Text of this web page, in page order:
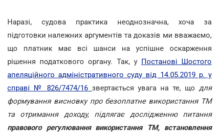
Наразі, судова практика неоднозначна, хоча за
підготовки належних аргументів та доказів ми вважаємо,
що платник має всі шанси на успішне оскарження
рішення податкового органу. Так, у Постанові Шостого
апеляційного адміністративного суду від 14.05.2019 р. у
справі № 826/7474/16 звертається увага на те, що для
формування висновку про безоплатне використання ТМ
та отримання доходу, підлягає дослідженню питання
правового регулювання використання ТМ, встановлення